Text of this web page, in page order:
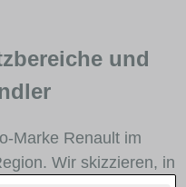
und
Marke Renault im
Wir skizzieren, in